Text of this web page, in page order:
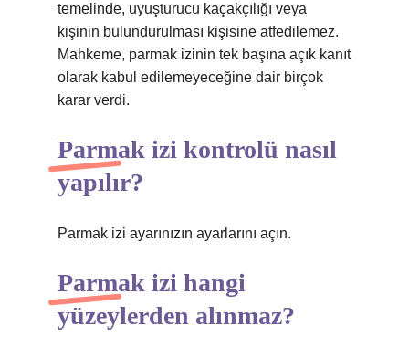
temelinde, uyuşturucu kaçakçılığı veya
kişinin bulundurulması kişisine atfedilemez.
Mahkeme, parmak izinin tek başına açık kanıt
olarak kabul edilemeyeceğine dair birçok
karar verdi.
Parmak izi kontrolü nasıl
yapılır?
Parmak izi ayarınızın ayarlarını açın.
Parmak izi hangi
yüzeylerden alınmaz?